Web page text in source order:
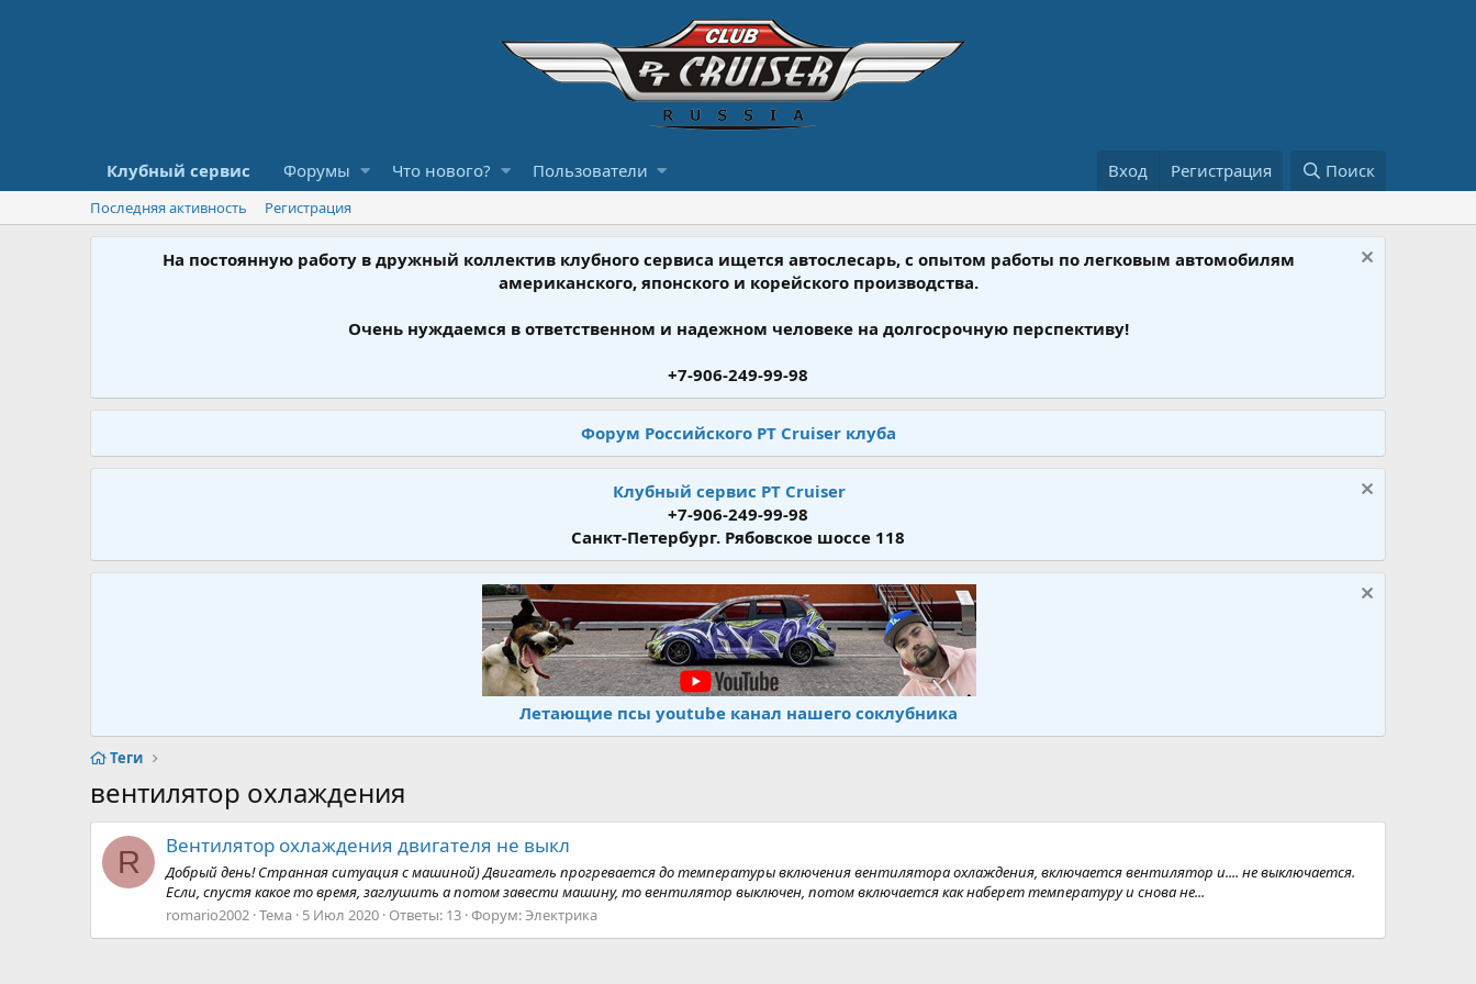
Клубный сервис Форумы Что нового? Пользователи Вход Регистрация Поиск
Последняя активность Регистрация
На постоянную работу в дружный коллектив клубного сервиса ищется автослесарь, с опытом работы по легковым автомобилям
американского, японского и корейского производства.
Очень нуждаемся в ответственном и надежном человеке на долгосрочную перспективу!
+7-906-249-99-98
Форум Российского PT Cruiser клуба
Клубный сервис PT Cruiser
+7-906-249-99-98
Санкт-Петербург. Рябовское шоссе 118
Летающие псы youtube канал нашего соклубника
Теги
вентилятор охлаждения
R Вентилятор охлаждения двигателя не выкл
Добрый день! Странная ситуация с машиной) Двигатель прогревается до температуры включения вентилятора охлаждения, включается вентилятор и.... не выключается.
Если, спустя какое то время, заглушить а потом завести машину, то вентилятор выключен, потом включается как наберет температуру и снова не...
romario2002 Тема 5 Июл 2020 Ответы: 13 Форум:Электрика